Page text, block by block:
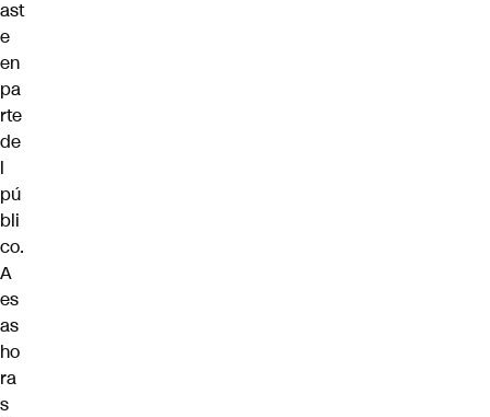
ast
e
en
pa
rte
de
l
pú
bli
co.
A
es
as
ho
ra
s